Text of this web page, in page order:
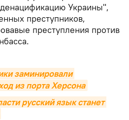
Украины",
преступников,
преступления против
заминировали
из порта Херсона
русский язык станет